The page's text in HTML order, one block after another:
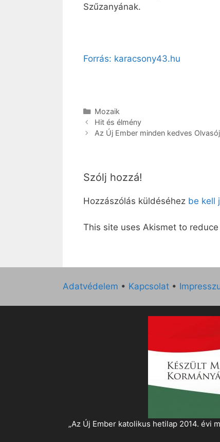
Szűzanyának.
Forrás: karacsony43.hu
Kategória
Mozaik
Hit és élmény
Az Új Ember minden kedves
Szólj hozzá!
Hozzászólás küldéséhez be kell
This site uses Akismet to reduce
Adatvédelem • Kapcsolat •
„Az Új Ember katolikus hetilap 2014. évi